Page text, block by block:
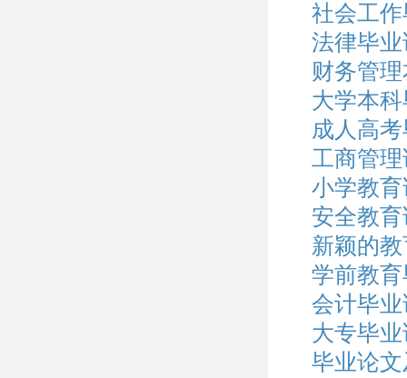
社会工
法律毕
财务管
大学本
成人高
工商管
小学教
安全教
新颖的
学前教
会计毕
大专毕
毕业论